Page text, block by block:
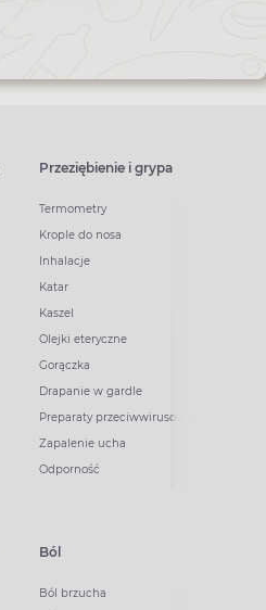
Przeziębienie i grypa
Termometry
Krople do nosa
Inhalacje
Katar
Kaszel
Olejki eteryczne
Gorączka
Drapanie w gardle
Preparaty przeciwwirusowe
Zapalenie ucha
Odporność
Ból
Ból brzucha